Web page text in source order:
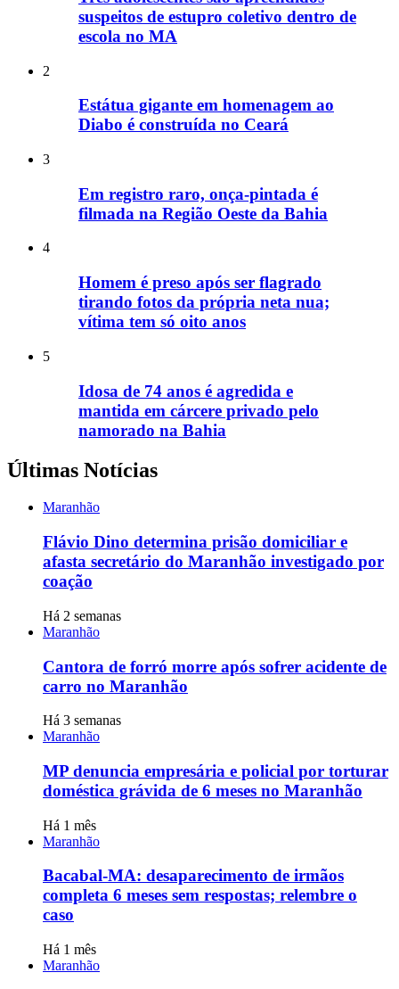
suspeitos de estupro coletivo dentro de
escola no MA
2
Estátua gigante em homenagem ao
Diabo é construída no Ceará
3
Em registro raro, onça-pintada é
filmada na Região Oeste da Bahia
4
Homem é preso após ser flagrado
tirando fotos da própria neta nua;
vítima tem só oito anos
5
Idosa de 74 anos é agredida e
mantida em cárcere privado pelo
namorado na Bahia
Últimas Notícias
Maranhão
Flávio Dino determina prisão domiciliar e
afasta secretário do Maranhão investigado por
coação
Há 2 semanas
Maranhão
Cantora de forró morre após sofrer acidente de
carro no Maranhão
Há 3 semanas
Maranhão
MP denuncia empresária e policial por torturar
doméstica grávida de 6 meses no Maranhão
Há 1 mês
Maranhão
Bacabal-MA: desaparecimento de irmãos
completa 6 meses sem respostas; relembre o
caso
Há 1 mês
Maranhão